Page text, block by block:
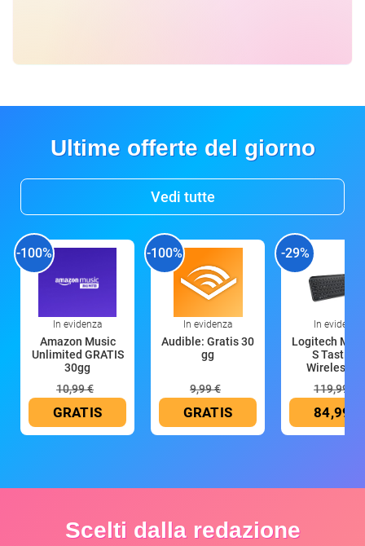
Ultime offerte del giorno
Vedi tutte
-100%
In evidenza
Amazon Music
Unlimited GRATIS
30gg
10,99 €
GRATIS
-100%
In evidenza
Audible: Gratis 30
gg
9,99 €
GRATIS
-29%
In evidenza
Logitech MX
S Tastiera
Wireless
119,99 €
84,99 €
Scelti dalla redazione